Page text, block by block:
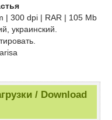
| 300 dpi | RAR | 105 Mb
украинский.
/ Download